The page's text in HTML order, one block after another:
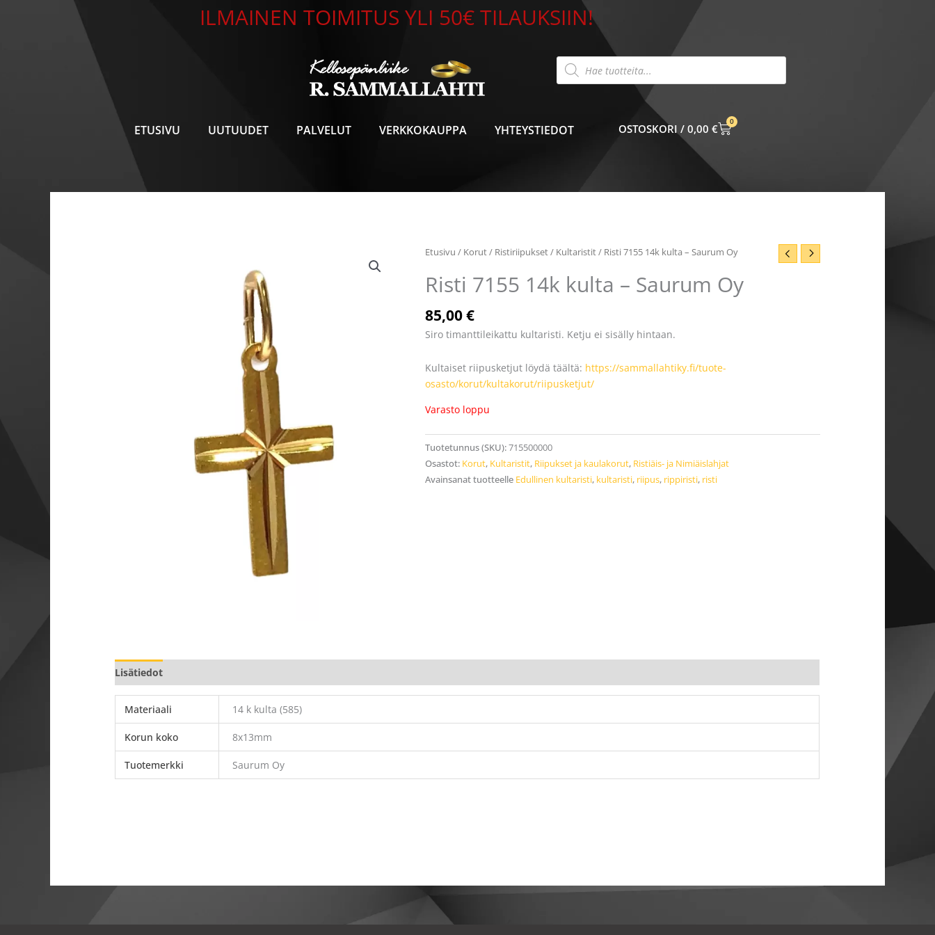
ILMAINEN TOIMITUS YLI 50€ TILAUKSIIN!
Products
search
ETUSIVU UUTUUDET PALVELUT VERKKOKAUPPA YHTEYSTIEDOT 0,00 €
0
CART
Etusivu / Korut/ Ristiriipukset/ Kultaristit/ Risti 7155 14k kulta – Saurum Oy
Risti 7155 14k kulta – Saurum Oy
85,00€
Siro timanttileikattu kultaristi. Ketju ei sisälly hintaan.
Kultaiset riipusketjut löydä täältä: https://sammallahtiky.fi/tuote-
osasto/korut/kultakorut/riipusketjut/
Varasto loppu
Tuotetunnus (SKU):715500000
Osastot: Korut, Kultaristit, Riipukset ja kaulakorut, Ristiäis- ja Nimiäislahjat
Avainsanat tuotteelle Edullinen kultaristi, kultaristi, riipus, rippiristi, risti
Lisätiedot
Materiaali 14 k kulta (585)
Korun koko 8x13mm
Tuotemerkki Saurum Oy